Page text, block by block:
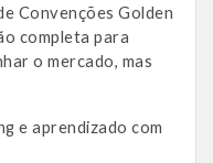
Convenções Golden
completa para
o mercado, mas
e aprendizado com